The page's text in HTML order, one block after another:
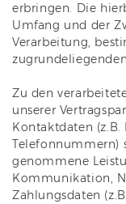
erbringen. Die
Umfang und der
Verarbeitung,
Zu den
unserer
Kontaktdaten (z.B.
Telefonnummern)
genommene
Kommunikation,
Zahlungsdaten